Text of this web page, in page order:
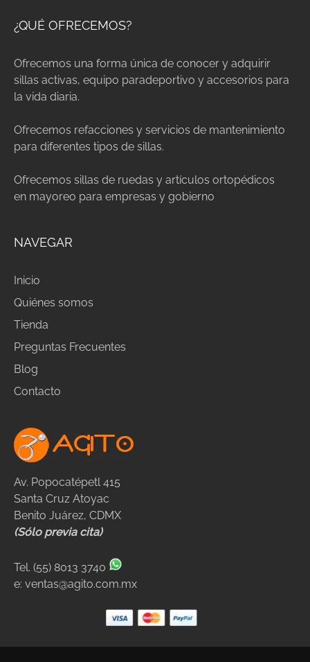
¿QUÉ OFRECEMOS?
Ofrecemos una forma única de conocer y adquirir
sillas activas, equipo paradeportivo y accesorios para
la vida diaria.
Ofrecemos refacciones y servicios de mantenimiento
para diferentes tipos de sillas.
Ofrecemos sillas de ruedas y artículos ortopédicos
en mayoreo para empresas y gobierno
NAVEGAR
Inicio
Quiénes somos
Tienda
Preguntas Frecuentes
Blog
Contacto
Av. Popocatépetl 415
Santa Cruz Atoyac
Benito Juárez, CDMX
(Sólo previa cita)
Tel. (55) 8013 3740
e: ventas@agito.com.mx